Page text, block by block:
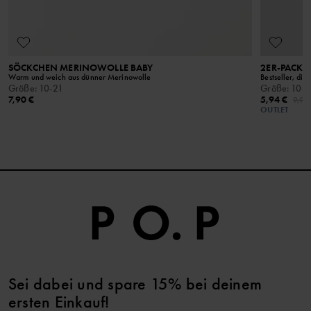
SÖCKCHEN MERINOWOLLE BABY
Warm und weich aus dünner Merinowolle
Größe: 10-21
7,90 €
2ER-PACK
Bestseller, die
Größe: 10-
5,94 €
OUTLET
Sei dabei und spare 15% bei deinem
ersten Einkauf!